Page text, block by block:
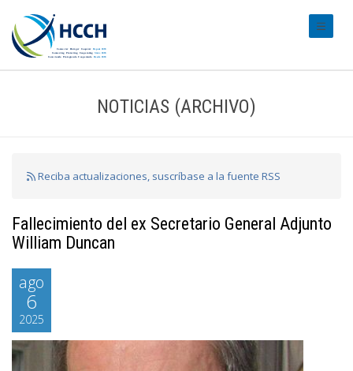
NOTICIAS (ARCHIVO)
Reciba actualizaciones, suscríbase a la fuente RSS
Fallecimiento del ex Secretario General Adjunto
William Duncan
ago
6
2025